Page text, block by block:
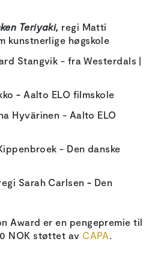
Teriyaki, regi Matti
kunstnerlige høgskole
Stangvik - fra Westerdals |
-Aalto ELO filmskole
Hyvärinen - Aalto ELO
- Den danske
Sarah Carlsen- Den
Award er en pengepremie til
NOK støttet av CAPA.